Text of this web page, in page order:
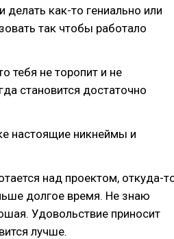
как-то гениально или
так чтобы работало
тебя не торопит и не
становится достаточно
настоящие никнеймы и
над проектом, откуда-
долгое время. Не знаю
Удовольствие приносит
лучше.